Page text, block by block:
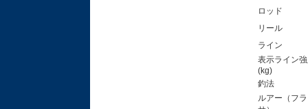
ロッド
リール
ライン
表示ライン
釣法
ルアー（フ